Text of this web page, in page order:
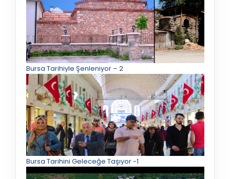
Bursa Tarihiyle Şenleniyor – 2
Bursa Tarihini Geleceğe Taşıyor -1